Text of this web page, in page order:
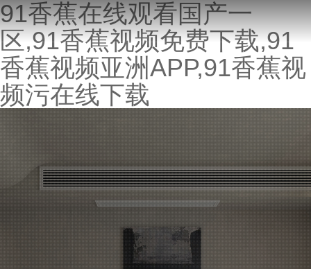
91香蕉在线观看国产一
区,91香蕉视频免费下载,91
香蕉视频亚洲APP,91香蕉视
频污在线下载